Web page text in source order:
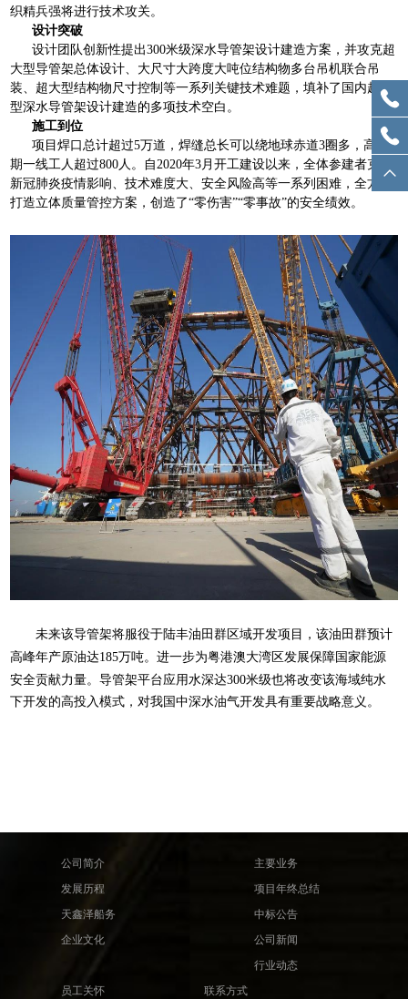
织精兵强将进行技术攻关。
设计突破
设计团队创新性提出300米级深水导管架设计建造方案，并攻克超
大型导管架总体设计、大尺寸大跨度大吨位结构物多台吊机联合吊
装、超大型结构物尺寸控制等一系列关键技术难题，填补了国内超大
型深水导管架设计建造的多项技术空白。
施工到位
项目焊口总计超过5万道，焊缝总长可以绕地球赤道3圈多，高峰
期一线工人超过800 人。自 2020年3 月开工建设以来，全体参建者克服
新冠肺炎疫情影响、技术难度大、安全风险高等一系列困难，全方位
打造立体质量管控方案，创造了“零伤害”“零事故”的安全绩效。
未来该导管架将服役于陆丰油田群区域开发项目 ，该油田群预计
高峰年产原油达185万吨。进一步为粤港澳大湾区发展保障国家能源
安全贡献力量。导管架平台应用水深达300米级也将改变该海域纯水
下开发的高投入模式， 对我国中深水油气开发具有重要战略意义。
公司简介
发展历程
天鑫泽船务
企业文化
主要业务
项目年终总结
中标公告
公司新闻
行业动态
员工关怀
联系方式